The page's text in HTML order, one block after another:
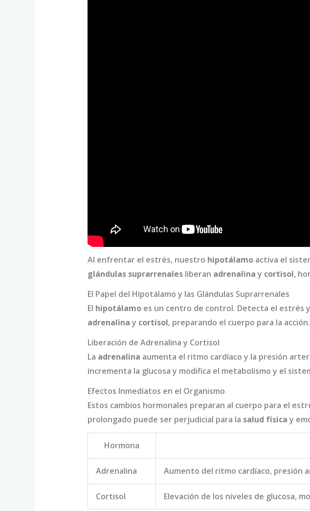
Al enfrentar el estrés, nuestro hipotálamoactiva el
glándulas suprarrenalesliberan adrenalina y cortisol,
El Papel del Hipotálamo y las Glándulas Suprarrenales
El hipotálamoes un centro de control. Detecta el estrés y
adrenalina y cortisol, preparando el cuerpo para la acción.
Liberación de Adrenalina y Cortisol
La adrenalina aumenta el ritmo cardíaco y la presión
incrementa la glucosa y modifica el metabolismo y el
Efectos Inmediatos en el Organismo
Estos cambios hormonales preparan al cuerpo para el
prolongado puede ser perjudicial para la salud física y
Hormona
Adrenalina Aumento del ritmo cardíaco, presión
Cortisol Elevación de los niveles de glucosa,